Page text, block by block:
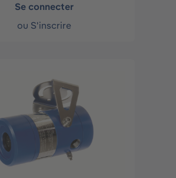
Se connecter
ou S'inscrire